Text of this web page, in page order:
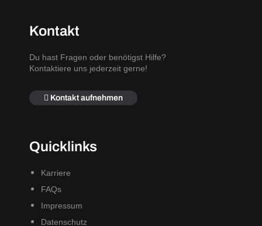
Kontakt
Du hast Fragen oder benötigst Hilfe?
Kontaktiere uns jederzeit gerne!
Kontakt aufnehmen
Quicklinks
Karriere
FAQs
Impressum
Datenschutz